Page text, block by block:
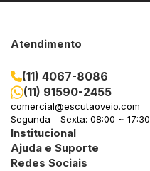
Atendimento
(11) 4067-8086
(11) 91590-2455
comercial@escutaoveio.com
Segunda - Sexta: 08:00 ~ 17:30
Institucional
Ajuda e Suporte
Redes Sociais